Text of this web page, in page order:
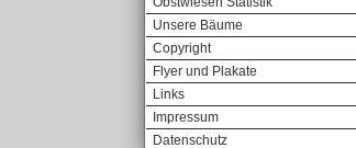
Unsere Bäume
Copyright
Flyer und Plakate
Links
Impressum
Datenschutz